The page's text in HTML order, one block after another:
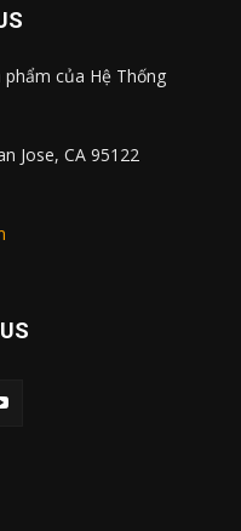
phẩm của Hệ Thống
Jose, CA 95122